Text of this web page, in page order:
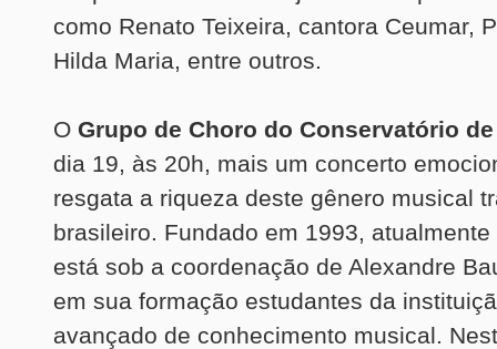
como Renato Teixeira, cantora Ceumar,
Hilda Maria, entre outros.
O Grupo de Choro do Conservatório
dia 19, às 20h, mais um concerto
resgata a riqueza deste gênero musical
brasileiro. Fundado em 1993,
está sob a coordenação de Alexandre
em sua formação estudantes da
avançado de conhecimento musical.